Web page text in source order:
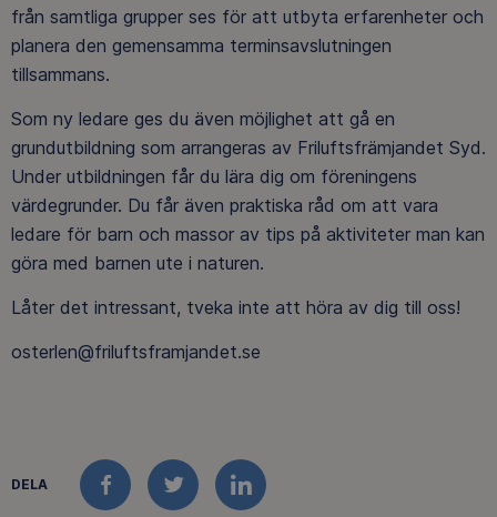
från samtliga grupper ses för att utbyta erfarenheter och
planera den gemensamma terminsavslutningen
tillsammans.
Som ny ledare ges du även möjlighet att gå en
grundutbildning som arrangeras av Friluftsfrämjandet Syd.
Under utbildningen får du lära dig om föreningens
värdegrunder. Du får även praktiska råd om att vara
ledare för barn och massor av tips på aktiviteter man kan
göra med barnen ute i naturen.
Låter det intressant, tveka inte att höra av dig till oss!
osterlen@friluftsframjandet.se
DELA
FACEBOOKTWITTERLINKEDIN